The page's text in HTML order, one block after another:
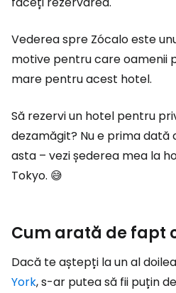
Vederea spre Zócalo este
motive pentru care oamenii
mare pentru acest hotel.
Să rezervi un hotel pentru
dezamăgit? Nu e prima dată
asta – vezi șederea mea la
Tokyo. 😅
Cum arată de fapt
Dacă te aștepți la un al doilea
York, s-ar putea să fii puțin